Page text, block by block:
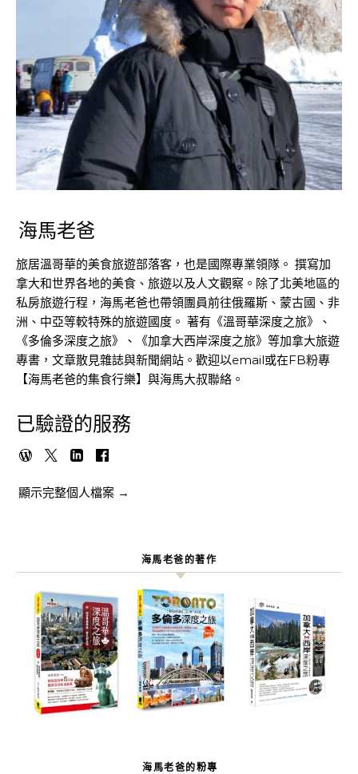
海馬老爸
旅居溫哥華的美食旅遊部落客，也是國際專業領隊。 撰寫加
拿大和世界各地的美食、旅遊以及人文觀察。除了北美地區的
私房旅遊行程，海馬老爸也帶領團員前往俄羅斯、蒙古國、非
洲、中亞等較特殊的旅遊國度。 著有《溫哥華深度之旅》、
《多倫多深度之旅》、《加拿大西岸深度之旅》等加拿大旅遊
專書，文章散見雜誌與新聞網站。歡迎以email或在FB粉專
【海馬老爸的集食行樂】與海馬大叔聯絡。
已驗證的服務
顯示完整個人檔案 →
海馬老爸的著作
海馬老爸的粉專